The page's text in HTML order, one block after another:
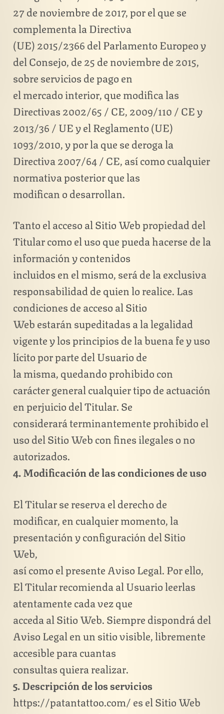
27 de noviembre de 2017, por el que se
complementa la Directiva
(UE) 2015/2366 del Parlamento Europeo y
del Consejo, de 25 de noviembre de 2015,
sobre servicios de pago en
el mercado interior, que modifica las
Directivas 2002/65 / CE, 2009/110 / CE y
2013/36 / UE y el Reglamento (UE)
1093/2010, y por la que se deroga la
Directiva 2007/64 / CE, así como cualquier
normativa posterior que las
modifican o desarrollan.
Tanto el acceso al Sitio Web propiedad del
Titular como el uso que pueda hacerse de la
información y contenidos
incluidos en el mismo, será de la exclusiva
responsabilidad de quien lo realice. Las
condiciones de acceso al Sitio
Web estarán supeditadas a la legalidad
vigente y los principios de la buena fe y uso
lícito por parte del Usuario de
la misma, quedando prohibido con
carácter general cualquier tipo de actuación
en perjuicio del Titular. Se
considerará terminantemente prohibido el
uso del Sitio Web con fines ilegales o no
autorizados.
4. Modificación de las condiciones de uso
El Titular se reserva el derecho de
modificar, en cualquier momento, la
presentación y configuración del Sitio
Web,
así como el presente Aviso Legal. Por ello,
El Titular recomienda al Usuario leerlas
atentamente cada vez que
acceda al Sitio Web. Siempre dispondrá del
Aviso Legal en un sitio visible, libremente
accesible para cuantas
consultas quiera realizar.
5. Descripción de los servicios
https://patantattoo.com/ es el Sitio Web